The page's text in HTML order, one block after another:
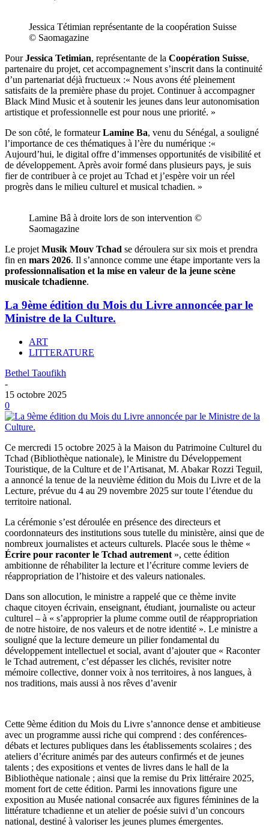
Jessica Tétimian représentante de la coopération Suisse
© Saomagazine
PourJessica Tetimian, représentante de la Coopération Suisse,
partenaire du projet, cet accompagnement s’inscrit dans la continuité
d’un partenariat déjà fructueux :« Nous avons été pleinement
satisfaits de la première phase du projet. Continuer à accompagner
Black Mind Music et à soutenir les jeunes dans leur autonomisation
artistique et professionnelle est pour nous une priorité. »
De son côté, le formateurLamine Ba, venu du Sénégal, a souligné
l’importance de ces thématiques à l’ère du numérique :«
Aujourd’hui, le digital offre d’immenses opportunités de visibilité et
de développement. Après avoir formé dans plusieurs pays, je suis
fier de contribuer à ce projet au Tchad et j’espère voir un réel
progrès dans le milieu culturel et musical tchadien. »
Lamine Bâ à droite lors de son intervention ©
Saomagazine
Le projet Musik Mouv Tchad se déroulera sur six mois et prendra
fin en mars 2026. Il s’annonce comme une étape importante vers la
professionnalisation et la mise en valeur de la jeune scène
musicale tchadienne.
La 9ème édition du Mois du Livre annoncée par le
Ministre de la Culture.
ART
LITTERATURE
Bethel Taoufikh
-
15 octobre 2025
0
Ce mercredi 15 octobre 2025 à la Maison du Patrimoine Culturel du
Tchad (Bibliothèque nationale), le Ministre du Développement
Touristique, de la Culture et de l’Artisanat, M. Abakar Rozzi Teguil,
a annoncé la tenue de la neuvième édition du Mois du Livre et de la
Lecture, prévue du 4 au 29 novembre 2025 sur toute l’étendue du
territoire national.
La cérémonie s’est déroulée en présence des directeurs et
coordonnateurs des institutions sous tutelle du ministère, ainsi que de
nombreux journalistes et acteurs culturels. Placée sous le thème «
Écrire pour raconter le Tchad autrement », cette édition
ambitionne de réhabiliter la lecture et l’écriture comme leviers de
réappropriation de l’histoire et des valeurs nationales.
Dans son allocution, le ministre a rappelé que ce thème invite
chaque citoyen écrivain, enseignant, étudiant, journaliste ou acteur
culturel – à « s’approprier la plume comme outil de réappropriation
de notre histoire, de nos valeurs et de notre identité ». Le ministre a
souligné que la lecture demeure un pilier fondamental du
développement intellectuel et social, avant d’ajouter que « Raconter
le Tchad autrement, c’est dépasser les clichés, revisiter notre
mémoire collective, donner voix à nos territoires, à nos langues, à
nos traditions, mais aussi à nos rêves d’avenir
Cette 9ème édition du Mois du Livre s’annonce dense et ambitieuse
avec un programme aussi riche qui comprend : des conférences-
débats et lectures publiques dans les établissements scolaires ; des
ateliers d’écriture animés par des auteurs confirmés et de jeunes
talents ; des expositions et ventes de livres dans le hall de la
Bibliothèque nationale ; ainsi que la remise du Prix littéraire 2025,
moment fort de cette édition. Parmi les innovations figure une
exposition au Musée national consacrée aux figures féminines de la
littérature tchadienne et un atelier de poésie suivi d’un concours
national, destiné à valoriser les jeunes plumes émergentes.